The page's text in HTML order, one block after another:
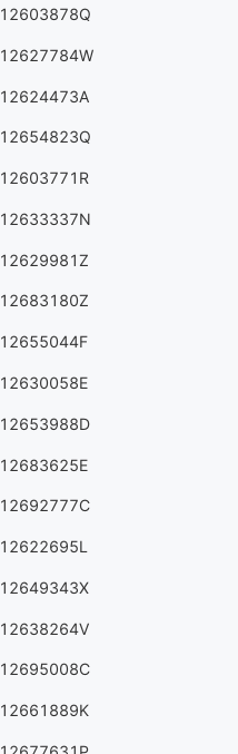
12603878Q
12627784W
12624473A
12654823Q
12603771R
12633337N
12629981Z
12683180Z
12655044F
12630058E
12653988D
12683625E
12692777C
12622695L
12649343X
12638264V
12695008C
12661889K